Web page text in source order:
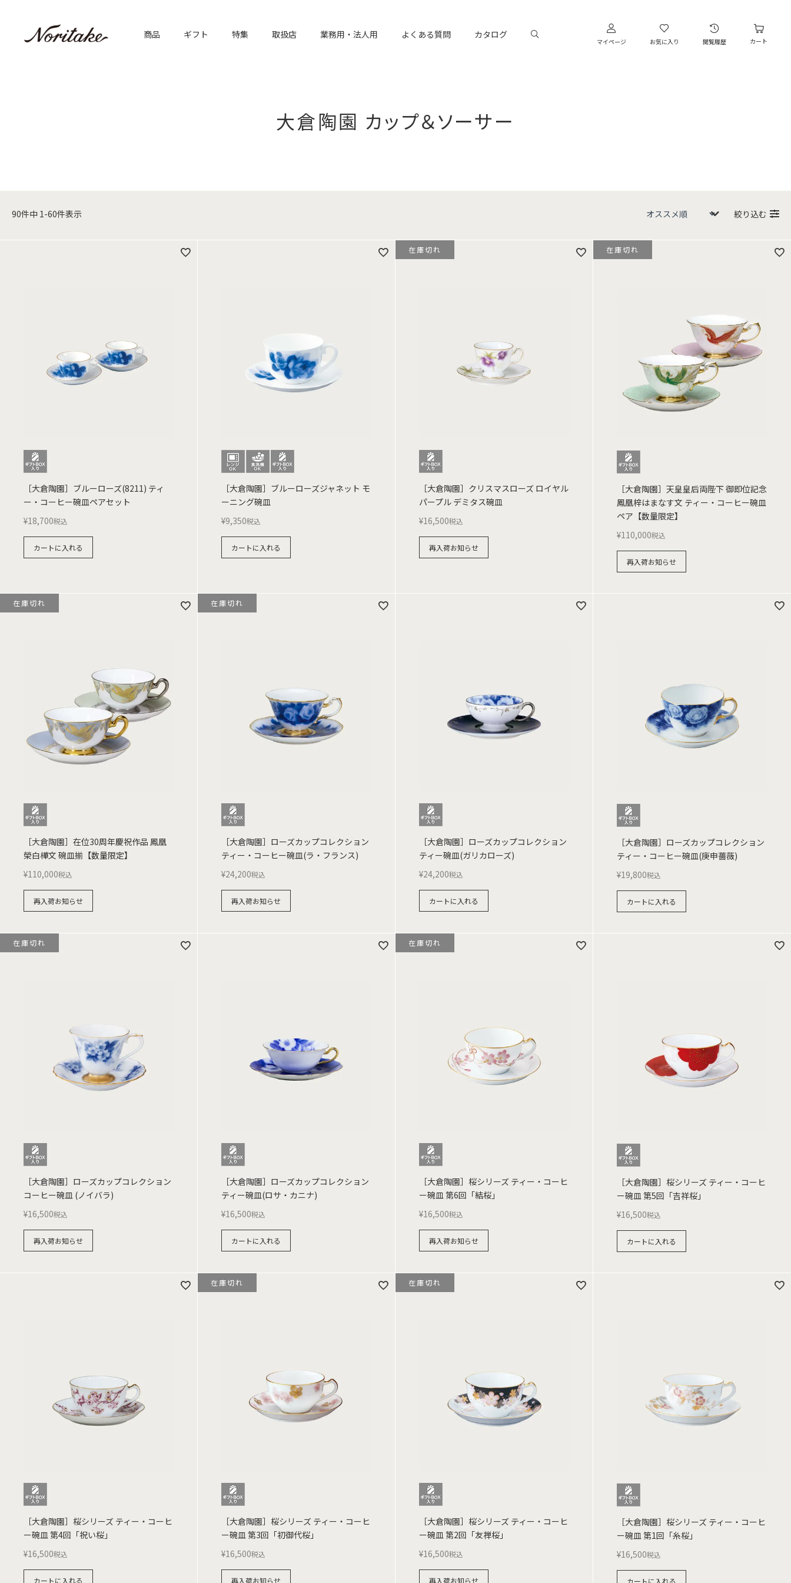
商品 ギフト 特集 取扱店 業務用・法人用 よくある質問 カタログ
マイページ お気に入り 閲覧履歴 カート
大倉陶園 カップ＆ソーサー
90件中 1-60件表示 絞り込む
［大倉陶園］ブルーローズ(8211) ティ
ー・コーヒー碗皿ペアセット
¥18,700税込
カートに入れる
［大倉陶園］ブルーローズジャネット モ
ーニング碗皿
¥9,350税込
カートに入れる
［大倉陶園］クリスマスローズ ロイヤル
パープル デミタス碗皿
¥16,500税込
再入荷お知らせ
在庫切れ
［大倉陶園］天皇皇后両陛下 御即位記念
鳳凰梓はまなす文 ティー・コーヒー碗皿
ペア【数量限定】
¥110,000税込
再入荷お知らせ
在庫切れ
［大倉陶園］在位30周年慶祝作品 鳳凰
榮白樺文 碗皿揃【数量限定】
¥110,000税込
再入荷お知らせ
在庫切れ
［大倉陶園］ローズカップコレクション
ティー・コーヒー碗皿(ラ・フランス)
¥24,200税込
再入荷お知らせ
在庫切れ
［大倉陶園］ローズカップコレクション
ティー碗皿(ガリカローズ)
¥24,200税込
カートに入れる
［大倉陶園］ローズカップコレクション
ティー・コーヒー碗皿(庚申薔薇)
¥19,800税込
カートに入れる
［大倉陶園］ローズカップコレクション
コーヒー碗皿 (ノイバラ)
¥16,500税込
再入荷お知らせ
在庫切れ
［大倉陶園］ローズカップコレクション
ティー碗皿(ロサ・カニナ)
¥16,500税込
カートに入れる
［大倉陶園］桜シリーズ ティー・コーヒ
ー碗皿 第6回「結桜」
¥16,500税込
再入荷お知らせ
在庫切れ
［大倉陶園］桜シリーズ ティー・コーヒ
ー碗皿 第5回「吉祥桜」
¥16,500税込
カートに入れる
［大倉陶園］桜シリーズ ティー・コーヒ
ー碗皿 第4回「祝い桜」
¥16,500税込
カートに入れる
［大倉陶園］桜シリーズ ティー・コーヒ
ー碗皿 第3回「初御代桜」
¥16,500税込
再入荷お知らせ
在庫切れ
［大倉陶園］桜シリーズ ティー・コーヒ
ー碗皿 第2回「友禅桜」
¥16,500税込
再入荷お知らせ
在庫切れ
［大倉陶園］桜シリーズ ティー・コーヒ
ー碗皿 第1回「糸桜」
¥16,500税込
カートに入れる